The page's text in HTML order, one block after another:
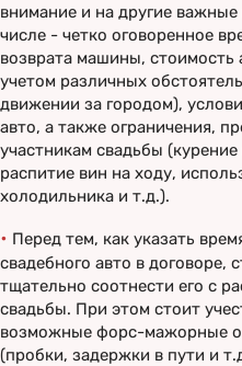
внимание и на другие
числе - четко оговоренное
возврата машины, стоимость
учетом различных
движении за городом),
авто, а также ограничения,
участникам свадьбы (курение
распитие вин на ходу,
холодильника и т.д.).
• Перед тем, как указать
свадебного авто в договоре,
тщательно соотнести его с
свадьбы. При этом стоит
возможные форс-мажорные
(пробки, задержки в пути и